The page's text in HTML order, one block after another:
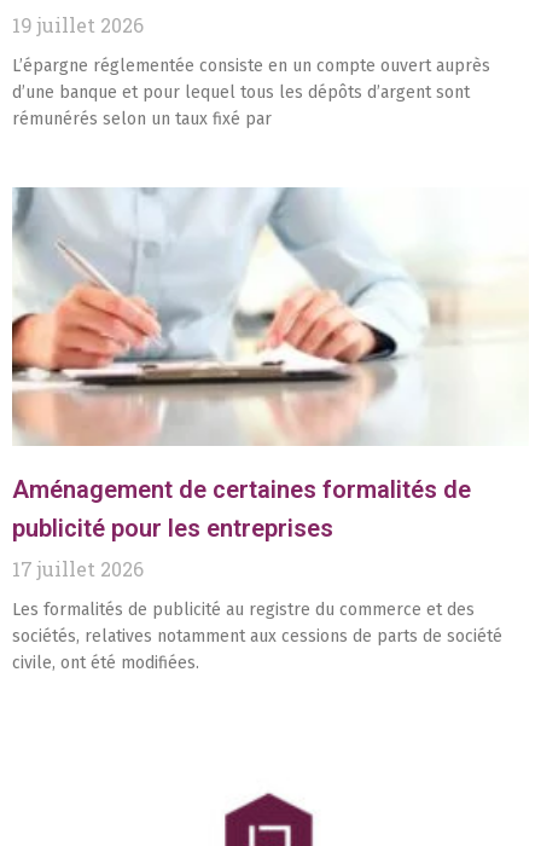
19 juillet 2026
L’épargne réglementée consiste en un compte ouvert auprès
d’une banque et pour lequel tous les dépôts d’argent sont
rémunérés selon un taux fixé par
Aménagement de certaines formalités de
publicité pour les entreprises
17 juillet 2026
Les formalités de publicité au registre du commerce et des
sociétés, relatives notamment aux cessions de parts de société
civile, ont été modifiées.